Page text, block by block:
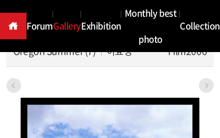
ForumGalleryExhibition
Monthly best
photo
Collection
Oregon Summer (7) 이효성 Film2006